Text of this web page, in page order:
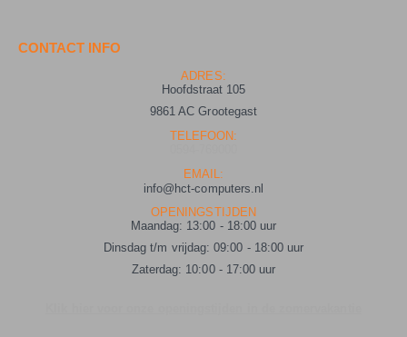
CONTACT INFO
ADRES:
Hoofdstraat 105
9861 AC Grootegast
TELEFOON:
EMAIL:
info@hct-computers.nl
OPENINGSTIJDEN
Maandag: 13:00 - 18:00 uur
Dinsdag t/m vrijdag: 09:00 - 18:00 uur
Zaterdag: 10:00 - 17:00 uur